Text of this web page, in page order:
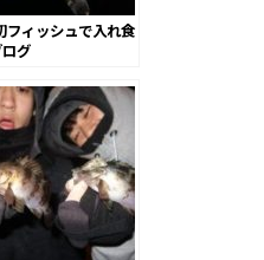
フィッシュで入れ食
グ